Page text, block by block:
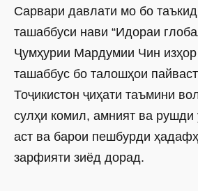
Сарвари давлати мо бо
ташаббуси нави “Идораи
Ҷумҳурии Мардумии Чин
ташаббус бо талошҳои
Тоҷикистон ҷиҳати таъмини
сулҳи комил, амният ва рушди
аст ва барои пешбурди
зарфияти зиёд дорад.